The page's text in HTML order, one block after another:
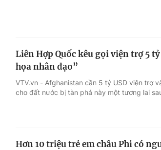
Liên Hợp Quốc kêu gọi viện trợ 5
họa nhân đạo”
VTV.vn - Afghanistan cần 5 tỷ USD viện trợ
cho đất nước bị tàn phá này một tương lai
Hơn 10 triệu trẻ em châu Phi có